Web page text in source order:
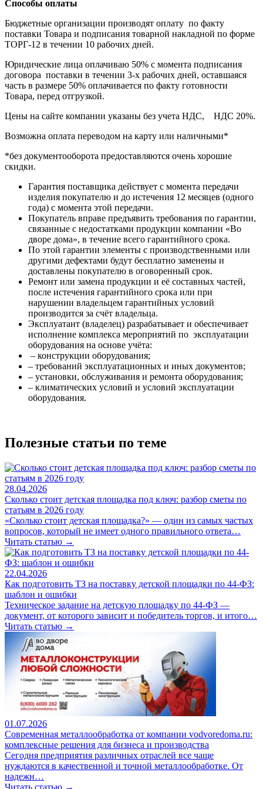
Способы оплаты
Бюджетные организации производят оплату по факту
поставки Товара и подписания товарной накладной по форме
ТОРГ-12 в течении 10 рабочих дней.
Юридические лица оплачиваю 50% с момента подписания
договора поставки в течении 3-х рабочих дней, оставшаяся
часть в размере 50% оплачивается по факту готовности
Товара, перед отгрузкой.
Цены на сайте компании указаны без учета НДС, НДС 20%.
Возможна оплата переводом на карту или наличными*
*без документооборота предоставляются очень хорошие
скидки.
Гарантия поставщика действует с момента передачи
изделия покупателю и до истечения 12 месяцев (одного
года) с момента этой передачи.
Покупатель вправе предъявить требования по гарантии,
связанные с недостатками продукции компании «Во
дворе дома», в течение всего гарантийного срока.
По этой гарантии элементы с производственными или
другими дефектами будут бесплатно заменены и
доставлены покупателю в оговоренный срок.
Ремонт или замена продукции и её составных частей,
после истечения гарантийного срока или при
нарушении владельцем гарантийных условий
производится за счёт владельца.
Эксплуатант (владелец) разрабатывает и обеспечивает
исполнение комплекса мероприятий по эксплуатации
оборудования на основе учёта:
– конструкции оборудования;
– требований эксплуатационных и иных документов;
– установки, обслуживания и ремонта оборудования;
– климатических условий и условий эксплуатации
оборудования.
Полезные статьи по теме
28.04.2026
Сколько стоит детская площадка под ключ: разбор сметы по
статьям в 2026 году
«Сколько стоит детская площадка?» — один из самых частых
вопросов, который не имеет одного правильного ответа…
Читать статью →
22.04.2026
Как подготовить ТЗ на поставку детской площадки по 44-ФЗ:
шаблон и ошибки
Техническое задание на детскую площадку по 44-ФЗ —
документ, от которого зависит и победитель торгов, и итого…
Читать статью →
01.07.2026
Современная металлообработка от компании vodvoredoma.ru:
комплексные решения для бизнеса и производства
Сегодня предприятия различных отраслей все чаще
нуждаются в качественной и точной металлообработке. От
надежн…
Читать статью →